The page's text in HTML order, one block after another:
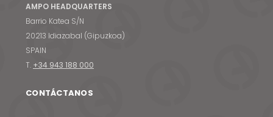
AMPO HEADQUARTERS
Barrio Katea S/N
20213 Idiazabal (Gipuzkoa)
SPAIN
T. +34 943 188 000
CONTÁCTANOS